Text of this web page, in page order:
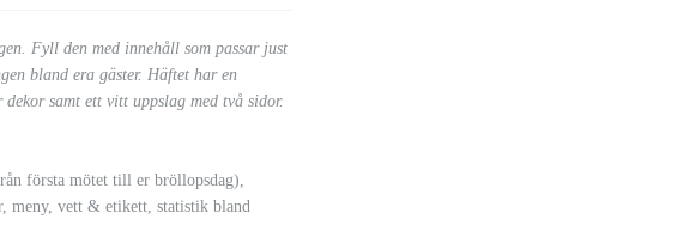
Fyll den med innehåll som passar just
bland era gäster. Häftet har en
samt ett vitt uppslag med två sidor.
första mötet till er bröllopsdag),
meny, vett & etikett, statistik bland